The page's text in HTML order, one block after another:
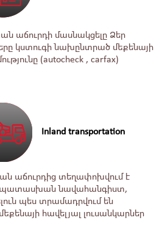
աճուրդի մասնակցելը Ձեր
կստուգի նախընտրած ﬔքենայի
(autocheck , carfax)
Inland transportation
աճուրդից տեղափոխվում է
նավահանգիստ,
պես տրամադրվում են
հավելյալ լուսանկարներ